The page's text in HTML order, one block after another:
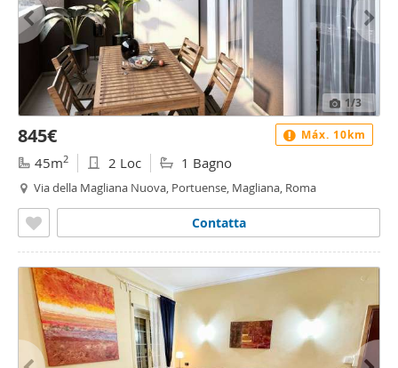
1/3
845€
45m2 2 Loc 1 Bagno
Via della Magliana Nuova, Portuense, Magliana, Roma
Contatta
Máx. 10km